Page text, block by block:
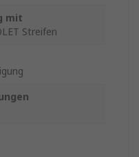
mit
Streifen